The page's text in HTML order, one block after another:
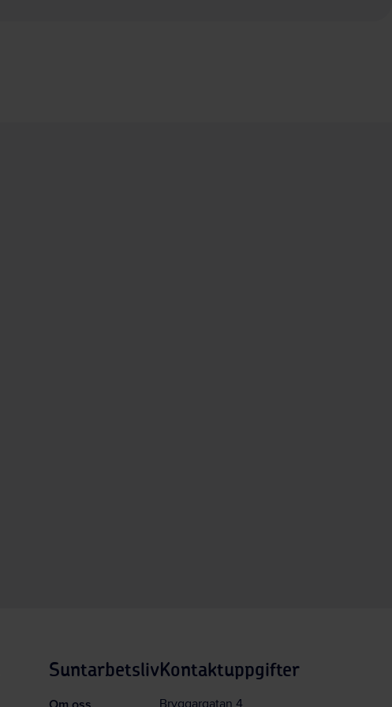
SuntarbetslivKontaktuppgifter